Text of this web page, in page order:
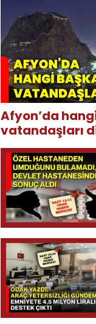
Afyon’da
vatandaşları